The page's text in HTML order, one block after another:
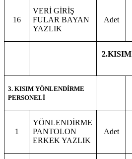
16
VERİ GİRİŞ
FULAR BAYAN
YAZLIK
Adet
2.KISIM
3. KISIM YÖNLENDİRME
PERSONELİ
1
YÖNLENDİRME
PANTOLON
ERKEK YAZLIK
Adet